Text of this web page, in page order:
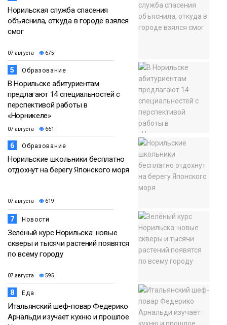
Норильская служба спасения
объяснила, откуда в городе взялся
смог
07 августа 675
5 Образование
В Норильске абитуриентам
предлагают 14 специальностей с
перспективой работы в
«Норникеле»
07 августа 661
6 Образование
Норильские школьники бесплатно
отдохнут на берегу Японского моря
07 августа 619
7 Новости
Зелёный курс Норильска: новые
скверы и тысячи растений появятся
по всему городу
07 августа 595
8 Еда
Итальянский шеф-повар Федерико
Арнальди изучает кухню и прошлое